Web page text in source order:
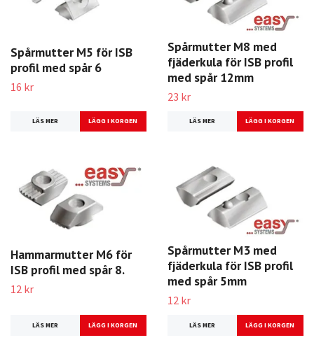
Spårmutter M5 för ISB
profil med spår 6
16 kr
LÄS MER
Spårmutter M8 med
fjäderkula för ISB profil
med spår 12mm
23 kr
LÄS MER
Hammarmutter M6 för
ISB profil med spår 8.
12 kr
LÄS MER
Spårmutter M3 med
fjäderkula för ISB profil
med spår 5mm
12 kr
LÄS MER